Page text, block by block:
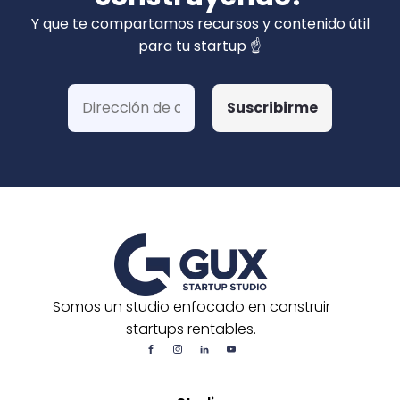
privados). Hemos ganado más de 15 fondos
de Corfo y 3 Startups Chile, además de otras
postulaciones o convocatorias.
Y que te compartamos recursos y contenido útil
para tu startup ☝️
Somos un studio enfocado en construir
startups rentables.